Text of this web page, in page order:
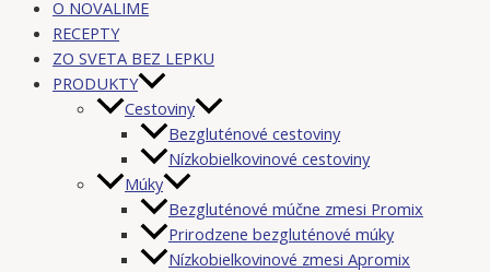
O NOVALIME
RECEPTY
ZO SVETA BEZ LEPKU
PRODUKTY
Cestoviny
Bezgluténové cestoviny
Nízkobielkovinové cestoviny
Múky
Bezgluténové múčne zmesi Promix
Prirodzene bezgluténové múky
Nízkobielkovinové zmesi Apromix